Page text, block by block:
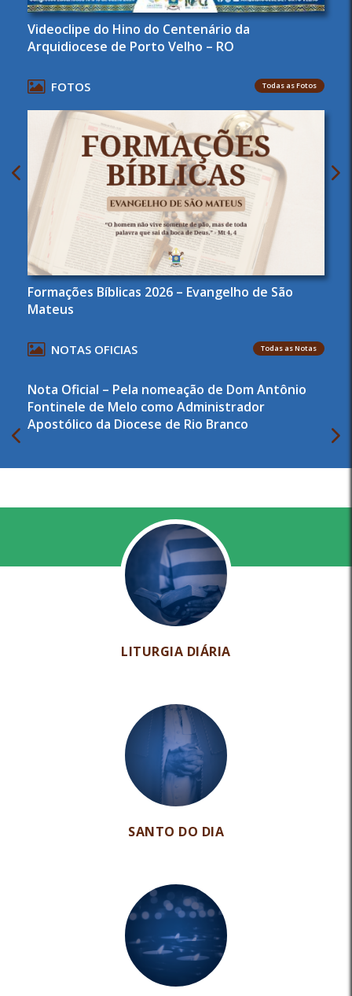
Videoclipe do Hino do Centenário da
Arquidiocese de Porto Velho – RO
FOTOS Todas as Fotos
Formações Bíblicas 2026 – Evangelho de São
Mateus
NOTAS OFICIAS Todas as Notas
Nota Oficial – Pela nomeação de Dom Antônio
Fontinele de Melo como Administrador
Apostólico da Diocese de Rio Branco
LITURGIA DIÁRIA
SANTO DO DIA